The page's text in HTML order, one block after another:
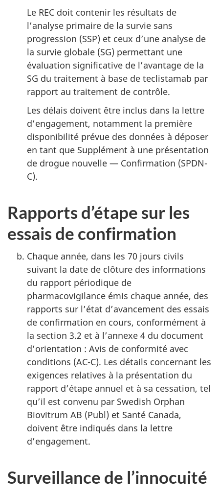
Le REC doit contenir les résultats de
l’analyse primaire de la survie sans
progression (SSP) et ceux d’une analyse de
la survie globale (SG) permettant une
évaluation significative de l’avantage de la
SG du traitement à base de teclistamab par
rapport au traitement de contrôle.
Les délais doivent être inclus dans la lettre
d’engagement, notamment la première
disponibilité prévue des données à déposer
en tant que Supplément à une présentation
de drogue nouvelle — Confirmation (SPDN-
C).
Rapports d’étape sur les
essais de confirmation
Chaque année, dans les 70 jours civils
suivant la date de clôture des informations
du rapport périodique de
pharmacovigilance émis chaque année, des
rapports sur l’état d’avancement des essais
de confirmation en cours, conformément à
la section 3.2 et à l’annexe 4 du document
d’orientation : Avis de conformité avec
conditions (AC-C). Les détails concernant les
exigences relatives à la présentation du
rapport d’étape annuel et à sa cessation, tel
qu’il est convenu par Swedish Orphan
Biovitrum AB (Publ) et Santé Canada,
doivent être indiqués dans la lettre
d’engagement.
Surveillance de l’innocuité